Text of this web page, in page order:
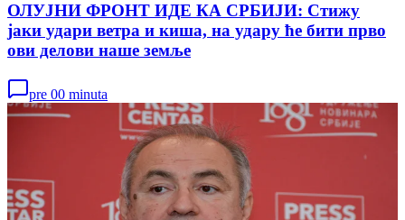
ОЛУЈНИ ФРОНТ ИДЕ КА СРБИЈИ: Стижу
јаки удари ветра и киша, на удару ће бити прво
ови делови наше земље
pre 00 minuta